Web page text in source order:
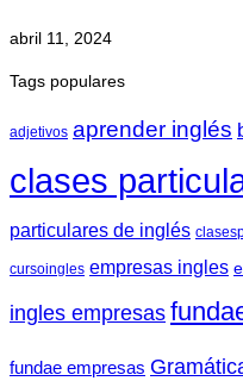
abril 11, 2024
Tags populares
adjetivos aprender inglés
clases
particulares de inglés
cursoingles empresas ingles
ingles empresas
fundae empresas